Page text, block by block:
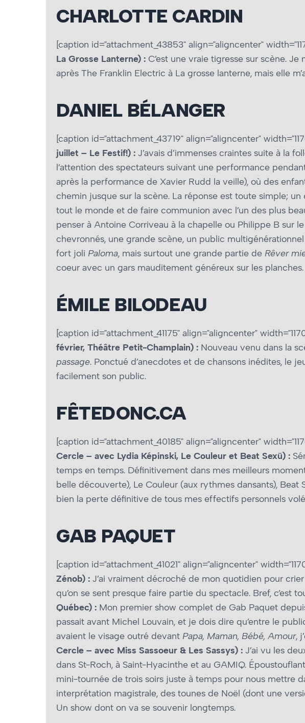
CHARLOTTE CARDIN
[caption id="attachment_43853" align="aligncenter"
La Grosse Lanterne) : C’est une vraie tigresse sur scène.
après The Franklin Electric à La grosse lanterne, mais elle
DANIEL BÉLANGER
[caption id="attachment_43719" align="aligncenter"
juillet – Le Festif!) : J’avais d’immenses craintes suite à la
l’attention des spectateurs suivant une performance
après la performance de Xavier Rudd la veille), où des
chemin jusque sur la scène. La réponse est toute simple;
tout le monde et de faire communion avec l’un des plus
penser à Antoine Corriveau à la chapelle ou Philippe B sur
chevronnés, une grande scène, un public
fort joli Paloma, mais surtout une grande partie de Rêver
coeur avec un gars mauditement généreux sur les
ÉMILE BILODEAU
[caption id="attachment_41175" align="aligncenter"
février, Théâtre Petit-Champlain) : Nouveau venu dans la
passage. Ponctué d’anecdotes et de chansons inédites, le
facilement son public.
FÊTEDONC.CA
[caption id="attachment_40185" align="aligncenter"
Cercle – avec Lydia Képinski, Le Couleur et Beat Sexü) :
temps en temps. Définitivement dans mes meilleurs
belle découverte), Le Couleur (aux rythmes dansants),
bien la perte définitive de tous mes effectifs personnels
GAB PAQUET
[caption id="attachment_41021" align="aligncenter"
Zénob) : J’ai vraiment décroché de mon quotidien pour
qu’on se sent presque faire partie du spectacle. Bref, c’est
Québec) : Mon premier show complet de Gab Paquet
passait avant Michel Louvain, et je dois dire qu’entre le
avaient le visage outré devant Papa, Maman, Bébé, Amour,
Cercle – avec Miss Sassoeur & Les Sassys) : J’ai vu les
dans St-Roch, à Saint-Hyacinthe et au GAMIQ.
mini-tournée de trois soirs juste à temps pour nous mettre
interprétation magistrale, des tounes de Noël (dont une
Un show dont on va se souvenir longtemps.